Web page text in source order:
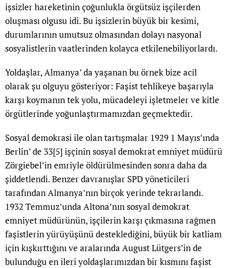
işsizler hareketinin çoğunlukla örgütsüz işçilerden
oluşması olgusu idi. Bu işsizlerin büyük bir kesimi,
durumlarının umutsuz olmasından dolayı nasyonal
sosyalistlerin vaatlerinden kolayca etkilenebiliyorlardı.
Yoldaşlar, Almanya’ da yaşanan bu örnek bize acil
olarak şu olguyu gösteriyor: Faşist tehlikeye başarıyla
karşı koymanın tek yolu, mücadeleyi işletmeler ve kitle
örgütlerinde yoğunlaştırmamızdan geçmektedir.
Sosyal demokrasi ile olan tartışmalar 1929 1 Mayıs’ında
Berlin’ de 33[5] işçinin sosyal demokrat emniyet müdürü
Zörgiebel’in emriyle öldürülmesinden sonra daha da
şiddetlendi. Benzer davranışlar SPD yöneticileri
tarafından Almanya’nın birçok yerinde tekrarlandı.
1932 Temmuz’unda Altona’nın sosyal demokrat
emniyet müdürünün, işçilerin karşı çıkmasına rağmen
faşistlerin yürüyüşünü desteklediğini, büyük bir katliam
için kışkırttığını ve aralarında August Lütgers’in de
bulunduğu en ileri yoldaşlarımızdan bir kısmını faşist